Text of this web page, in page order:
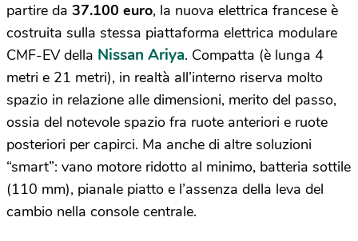
partire da 37.100 euro, la nuova elettrica francese è
costruita sulla stessa piattaforma elettrica modulare
CMF-EV della Nissan Ariya. Compatta (è lunga 4
metri e 21 metri), in realtà all’interno riserva molto
spazio in relazione alle dimensioni, merito del passo,
ossia del notevole spazio fra ruote anteriori e ruote
posteriori per capirci. Ma anche di altre soluzioni
“smart”: vano motore ridotto al minimo, batteria sottile
(110 mm), pianale piatto e l’assenza della leva del
cambio nella console centrale.